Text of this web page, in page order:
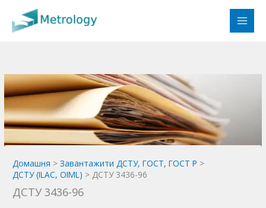
вмісту
Домашня
Завантажити ДСТУ, ГОСТ, ГОСТ Р
ДСТУ (ILAC, OIML)
ДСТУ 3436-96
ДСТУ 3436-96